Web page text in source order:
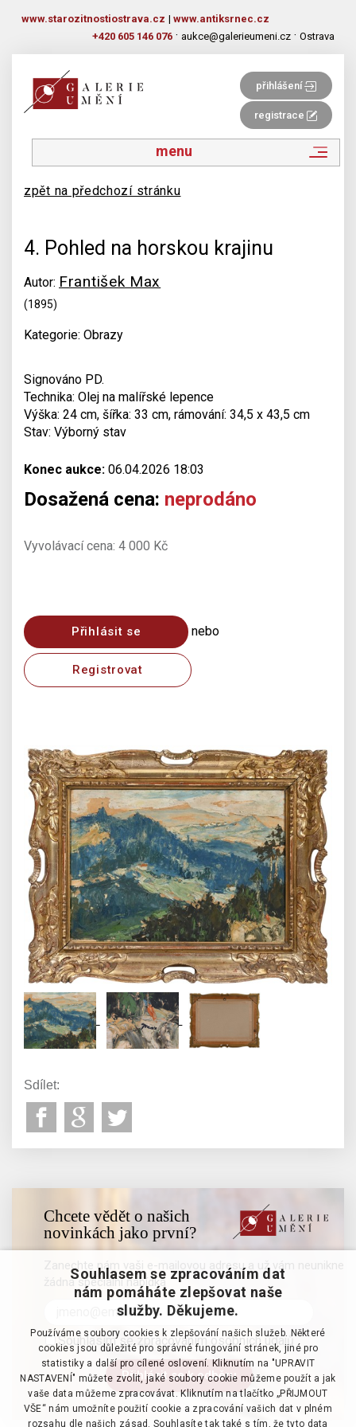
www.starozitnostiostrava.cz | www.antiksrnec.cz
+420 605 146 076 · aukce@galerieumeni.cz · Ostrava
přihlášení
registrace
menu
zpět na předchozí stránku
4. Pohled na horskou krajinu
Autor: František Max
(1895)
Kategorie: Obrazy
Signováno PD.
Technika: Olej na malířské lepence
Výška: 24 cm, šířka: 33 cm, rámování: 34,5 x 43,5 cm
Stav: Výborný stav
Konec aukce: 06.04.2026 18:03
Dosažená cena: neprodáno
Vyvolávací cena: 4 000 Kč
Přihlásit se nebo
Registrovat
Sdílet:
Chcete vědět o našich
novinkách jako první?
Zanechte nám vaši e-mailovou adresu a už vám neunikne
žádná speciální nabídka
Souhlasím se zpracováním osobních údajů
Souhlasem se zpracováním dat
nám pomáháte zlepšovat naše
služby. Děkujeme.
Používáme soubory cookies k zlepšování našich služeb. Některé
cookies jsou důležité pro správné fungování stránek, jiné pro
statistiky a další pro cílené oslovení. Kliknutím na "UPRAVIT
NASTAVENÍ" můžete zvolit, jaké soubory cookie můžeme použít a jak
vaše data můžeme zpracovávat. Kliknutím na tlačítko „PŘIJMOUT
VŠE“ nám umožníte použití cookie a zpracování vašich dat v plném
rozsahu dle našich zásad. Souhlasíte tak také s tím, že tyto data